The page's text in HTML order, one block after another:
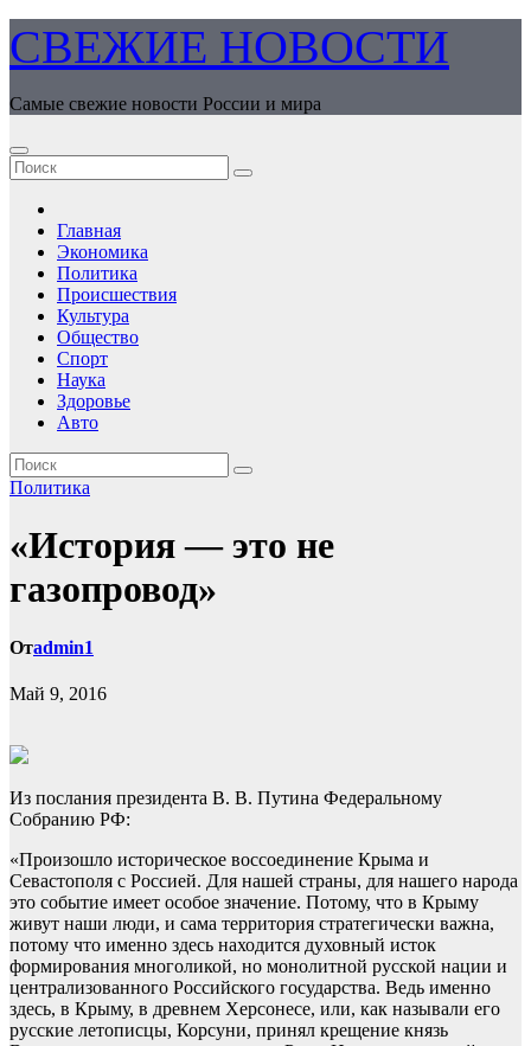
Перейти
к
содержимому
СВЕЖИЕ НОВОСТИ
Самые свежие новости России и мира
Главная
Экономика
Политика
Происшествия
Культура
Общество
Спорт
Наука
Здоровье
Авто
Политика
«История — это не
газопровод»
Отadmin1
Май 9, 2016
Из послания президента В. В. Путина Федеральному
Собранию РФ:
«Произошло историческое воссоединение Крыма и
Севастополя с Россией. Для нашей страны, для нашего народа
это событие имеет особое значение. Потому, что в Крыму
живут наши люди, и сама территория стратегически важна,
потому что именно здесь находится духовный исток
формирования многоликой, но монолитной русской нации и
централизованного Российского государства. Ведь именно
здесь, в Крыму, в древнем Херсонесе, или, как называли его
русские летописцы, Корсуни, принял крещение князь